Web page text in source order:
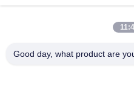
impermeable
impermeable de los
Good day, what product are